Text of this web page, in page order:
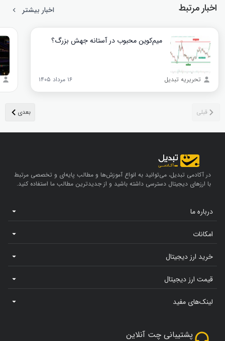
اخبار مرتبط اخبار بیشتر
میم‌کوین محبوب در آستانه جهش بزرگ؟
تحریریه تبدیل ۱۶ مرداد ۱۴۰۵
در آکادمی تبدیل، می‌توانید به انواع آموزش‌ها و مطالب پایه‌ای و تخصصی مرتبط
با ارزهای دیجیتال دسترسی داشته باشید و از جدیدترین مطالب ما استفاده کنید.
درباره ما
امکانات
خرید ارز دیجیتال
قیمت ارز دیجیتال
لینک‌های مفید
پشتیبانی چت آنلاین